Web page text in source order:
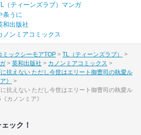
（ティーンズラブ）マンガ
条うに
和出版社
ノンミアコミックス
ミックシーモアTOP
TL（ティーンズラブ）
英和出版社
カノンミアコミックス
抗えない ただし今世はエリート御曹司の執愛ル
》
抗えない ただし今世はエリート御曹司の執愛ル
カノンミア》
ック！